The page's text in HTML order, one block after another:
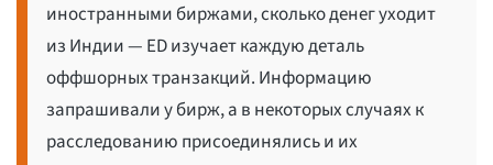
иностранными биржами, сколько денег уходит
из Индии — ED изучает каждую деталь
оффшорных транзакций. Информацию
запрашивали у бирж, а в некоторых случаях к
расследованию присоединялись и их